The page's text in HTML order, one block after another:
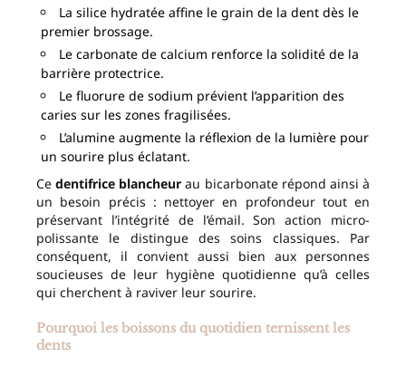
La silice hydratée affine le grain de la dent dès le
premier brossage.
Le carbonate de calcium renforce la solidité de la
barrière protectrice.
Le fluorure de sodium prévient l’apparition des
caries sur les zones fragilisées.
L’alumine augmente la réflexion de la lumière pour
un sourire plus éclatant.
Cedentifrice blancheur au bicarbonate répond ainsi à
un besoin précis : nettoyer en profondeur tout en
préservant l’intégrité de l’émail. Son action micro-
polissante le distingue des soins classiques. Par
conséquent, il convient aussi bien aux personnes
soucieuses de leur hygiène quotidienne qu’à celles
qui cherchent à raviver leur sourire.
Pourquoi les boissons du quotidien ternissent les
dents